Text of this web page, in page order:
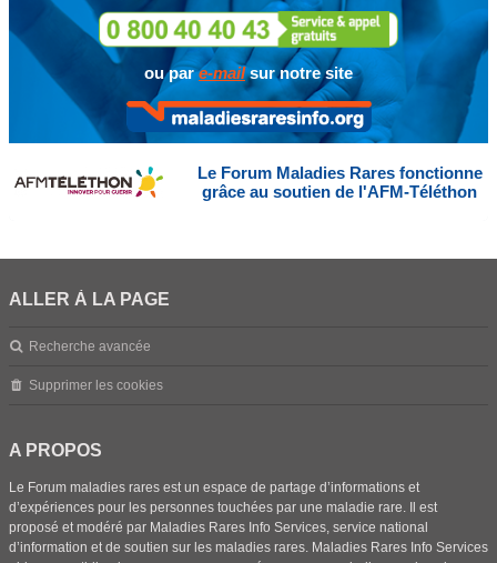
ou pare-mailsur notre site
Le Forum Maladies Rares fonctionne
grâce au soutien de l'AFM-Téléthon
ALLER À LA PAGE
Recherche avancée
Supprimer les cookies
A PROPOS
Le Forum maladies rares est un espace de partage d’informations et
d’expériences pour les personnes touchées par une maladie rare. Il est
proposé et modéré par Maladies Rares Info Services, service national
d’information et de soutien sur les maladies rares. Maladies Rares Info Services